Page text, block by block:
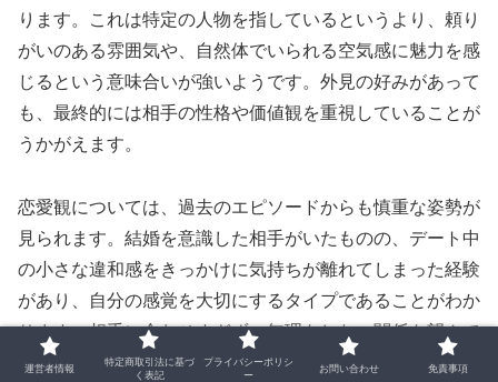
ります。これは特定の人物を指しているというより、頼り
がいのある雰囲気や、自然体でいられる空気感に魅力を感
じるという意味合いが強いようです。外見の好みがあって
も、最終的には相手の性格や価値観を重視していることが
うかがえます。
恋愛観については、過去のエピソードからも慎重な姿勢が
見られます。結婚を意識した相手がいたものの、デート中
の小さな違和感をきっかけに気持ちが離れてしまった経験
があり、自分の感覚を大切にするタイプであることがわか
ります。相手に合わせすぎず、無理をしない関係を望んで
いる点も特徴的です。
運営者情報
特定商取引法に基づ
く表記
プライバシーポリシ
ー
お問い合わせ 免責事項